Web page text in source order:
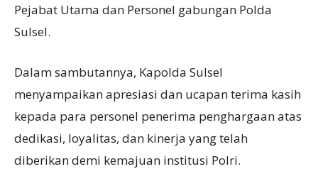
Pejabat Utama dan Personel gabungan Polda
Sulsel.
Dalam sambutannya, Kapolda Sulsel
menyampaikan apresiasi dan ucapan terima kasih
kepada para personel penerima penghargaan atas
dedikasi, loyalitas, dan kinerja yang telah
diberikan demi kemajuan institusi Polri.